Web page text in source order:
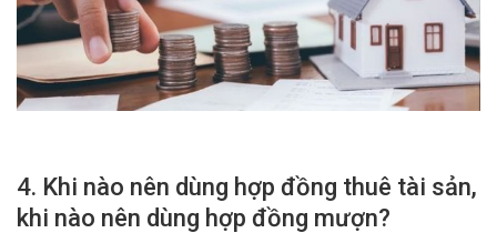
4. Khi nào nên dùng hợp đồng thuê tài sản,
khi nào nên dùng hợp đồng mượn?